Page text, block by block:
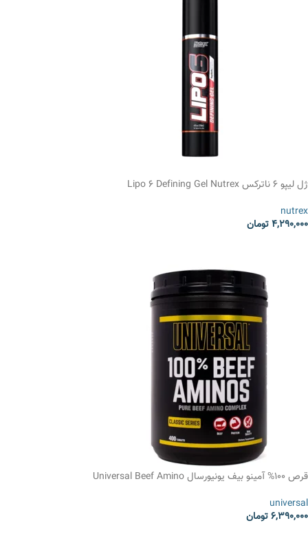
ژل لیپو 6 ناترکس Lipo 6 Defining Gel Nutrex
nutrex
4,290,000تومان
قرص 100% آمینو بیف یونیورسال Universal Beef Amino
universal
6,390,000تومان